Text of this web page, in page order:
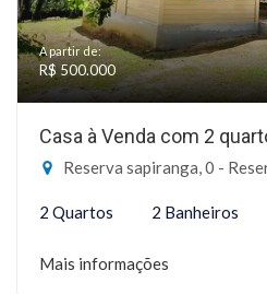
A partir de:
R$ 500.000
Casa à Venda com 2
Reserva sapiranga, 0 - Reserva
2 Quartos 2 Banheiros
Mais informações